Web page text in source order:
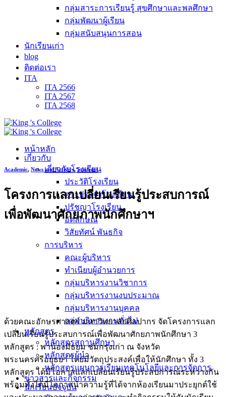
กลุ่มสาระการเรียนรู้ สุขศึกษาและพลศึกษา
กลุ่มพัฒนาผู้เรียน
กลุ่มสนับสนุนการสอน
นักเรียนเก่า
blog
ติดต่อเรา
ITA
ITA 2566
ITA 2567
ITA 2568
หน้าหลัก
เกี่ยวกับ
เกี่ยวกับโรงเรียน
ประวัติโรงเรียน
ตราประจำโรงเรียน
ปรัชญาโรงเรียน
อัตลักษณ์
วิสัยทัศน์ พันธกิจ
การบริหาร
คณะผู้บริหาร
ทำเนียบผู้อำนวยการ
กลุ่มบริหารงานวิชาการ
กลุ่มบริหารงานงบประมาณ
กลุ่มบริหารงานบุคคล
กลุ่มบริหารงานทั่วไป
หลักสูตร
หลักสูตรสถานศึกษา
หลักสูตรผู้นำ
หลักสูตรแผนการเรียนเทคโนโลยีและการจัดการ
ข่าวสารและกิจกรรม
นักเรียนปัจจุบัน
Academic, News and Activity,Students
โครงการแลกเปลี่ยนเรียนรู้ประสบการณ์
เพื่อพัฒนาศักยภาพนักศึกษาฯ
ด้วยคณะอักษรศาสตร์ มหาวิทยาลัยศิลปากร จัดโครงการแลก
เปลี่ยนเรียนรู้ประสบการณ์เพื่อพัฒนาศักยภาพนักศึกษา 3
หลักสูตร : พาน้องมัธยม ชมกรุงเก่า ณ จังหวัด
พระนครศรีอยุธยา โดยมีวัตถุประสงค์เพื่อให้นักศึกษา ทั้ง 3
หลักสูตร ได้มีโอกาสแลกเปลี่ยนเรียนรู้ประสบการณ์ระหว่างกัน
พร้อมทั้งได้มีโอกาสนำความรู้ที่ได้จากห้องเรียนมาประยุกต์ใช้